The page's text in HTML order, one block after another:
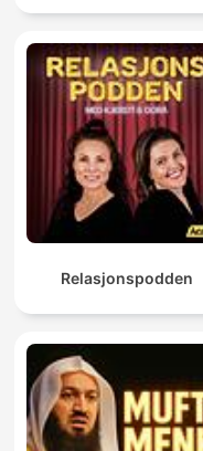
Relasjonspodden